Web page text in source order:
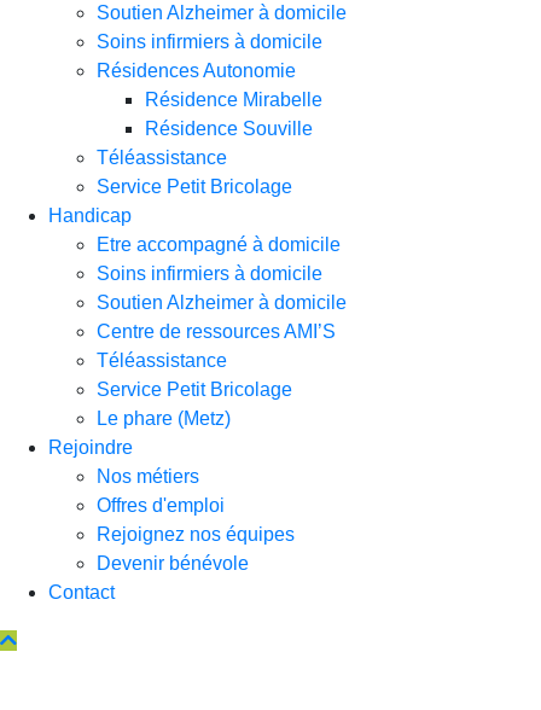
Soutien Alzheimer à domicile
Soins infirmiers à domicile
Résidences Autonomie
Résidence Mirabelle
Résidence Souville
Téléassistance
Service Petit Bricolage
Handicap
Etre accompagné à domicile
Soins infirmiers à domicile
Soutien Alzheimer à domicile
Centre de ressources AMI’S
Téléassistance
Service Petit Bricolage
Le phare (Metz)
Rejoindre
Nos métiers
Offres d'emploi
Rejoignez nos équipes
Devenir bénévole
Contact